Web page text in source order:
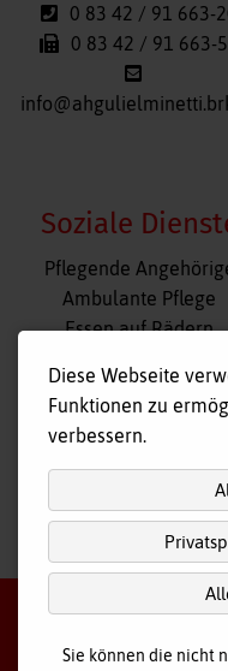
0 83 42 / 91 663-
0 83 42 / 91 663-
Soziale
Pflegende
Ambulante Pflege
Essen auf Rädern
Tagespflege
Hausnotruf
Diese Webseite
Funktionen zu
verbessern.
Sie können die nicht